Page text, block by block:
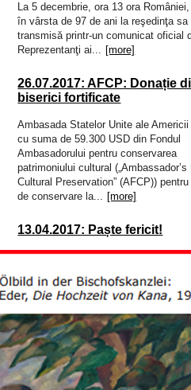
La 5 decembrie, ora 13 ora
în vârsta de 97 de ani la reşedinţa
transmisă printr-un comunicat oficial
Reprezentanţi ai... [more]
26.07.2017: AFCP: Donație
biserici fortificate
Ambasada Statelor Unite ale
cu suma de 59.300 USD din Fondul
Ambasadorului pentru conservarea
patrimoniului cultural („Ambassador’s
Cultural Preservation” (AFCP))
de conservare la... [more]
13.04.2017: Paște fericit!